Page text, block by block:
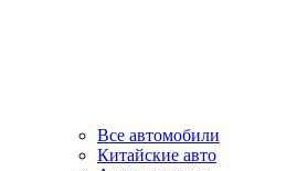
Все автомобили
Китайские авто